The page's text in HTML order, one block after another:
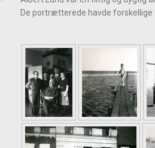
De portrætterede havde